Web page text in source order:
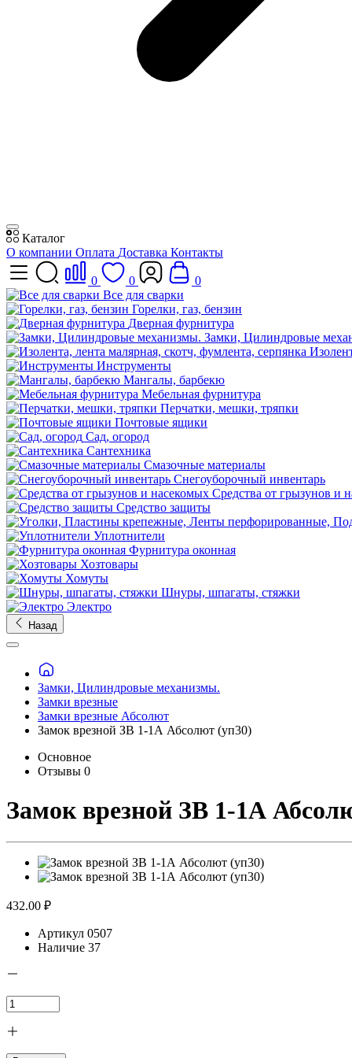
Каталог
О компании Оплата Доставка Контакты
0 0
0
Все для сварки
Горелки, газ, бензин
Дверная фурнитура
Замки, Цилиндровые
Инструменты
Мангалы, барбекю
Мебельная фурнитура
Перчатки, мешки, тряпки
Почтовые ящики
Сад, огород
Сантехника
Смазочные материалы
Снегоуборочный инвентарь
Средства от грызунов и
Средство защиты
Уплотнители
Фурнитура оконная
Хозтовары
Хомуты
Шнуры, шпагаты, стяжки
Электро
Назад
Замки, Цилиндровые механизмы.
Замки врезные
Замки врезные Абсолют
Замок врезной ЗВ 1-1А Абсолют (уп30)
Основное
Отзывы 0
Замок врезной ЗВ 1-1А
432.00 ₽
Артикул 0507
Наличие 37